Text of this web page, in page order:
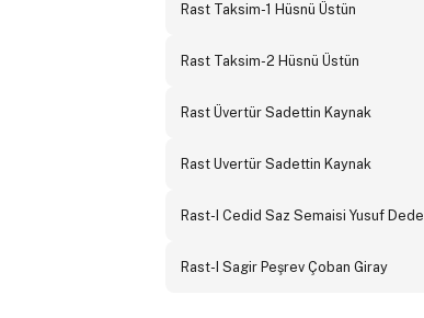
Rast Taksim-1 Hüsnü Üstün
Rast Taksim-2 Hüsnü Üstün
Rast Üvertür Sadettin Kaynak
Rast Uvertür Sadettin Kaynak
Rast-I Cedid Saz Semaisi Yusuf Dede
Rast-I Sagir Peşrev Çoban Giray